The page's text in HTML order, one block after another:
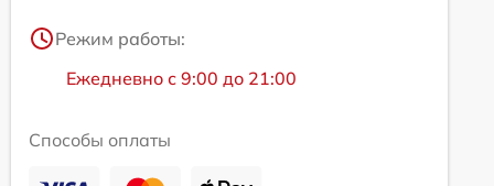
Режим работы:
Ежедневно с 9:00 до 21:00
Способы оплаты